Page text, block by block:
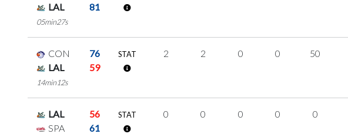
LAL
81
05min27s
CON
76
LAL
59
14min12s
STAT 2 2 0 0 50
LAL
56
SPA
61
STAT 0 0 0 0 0